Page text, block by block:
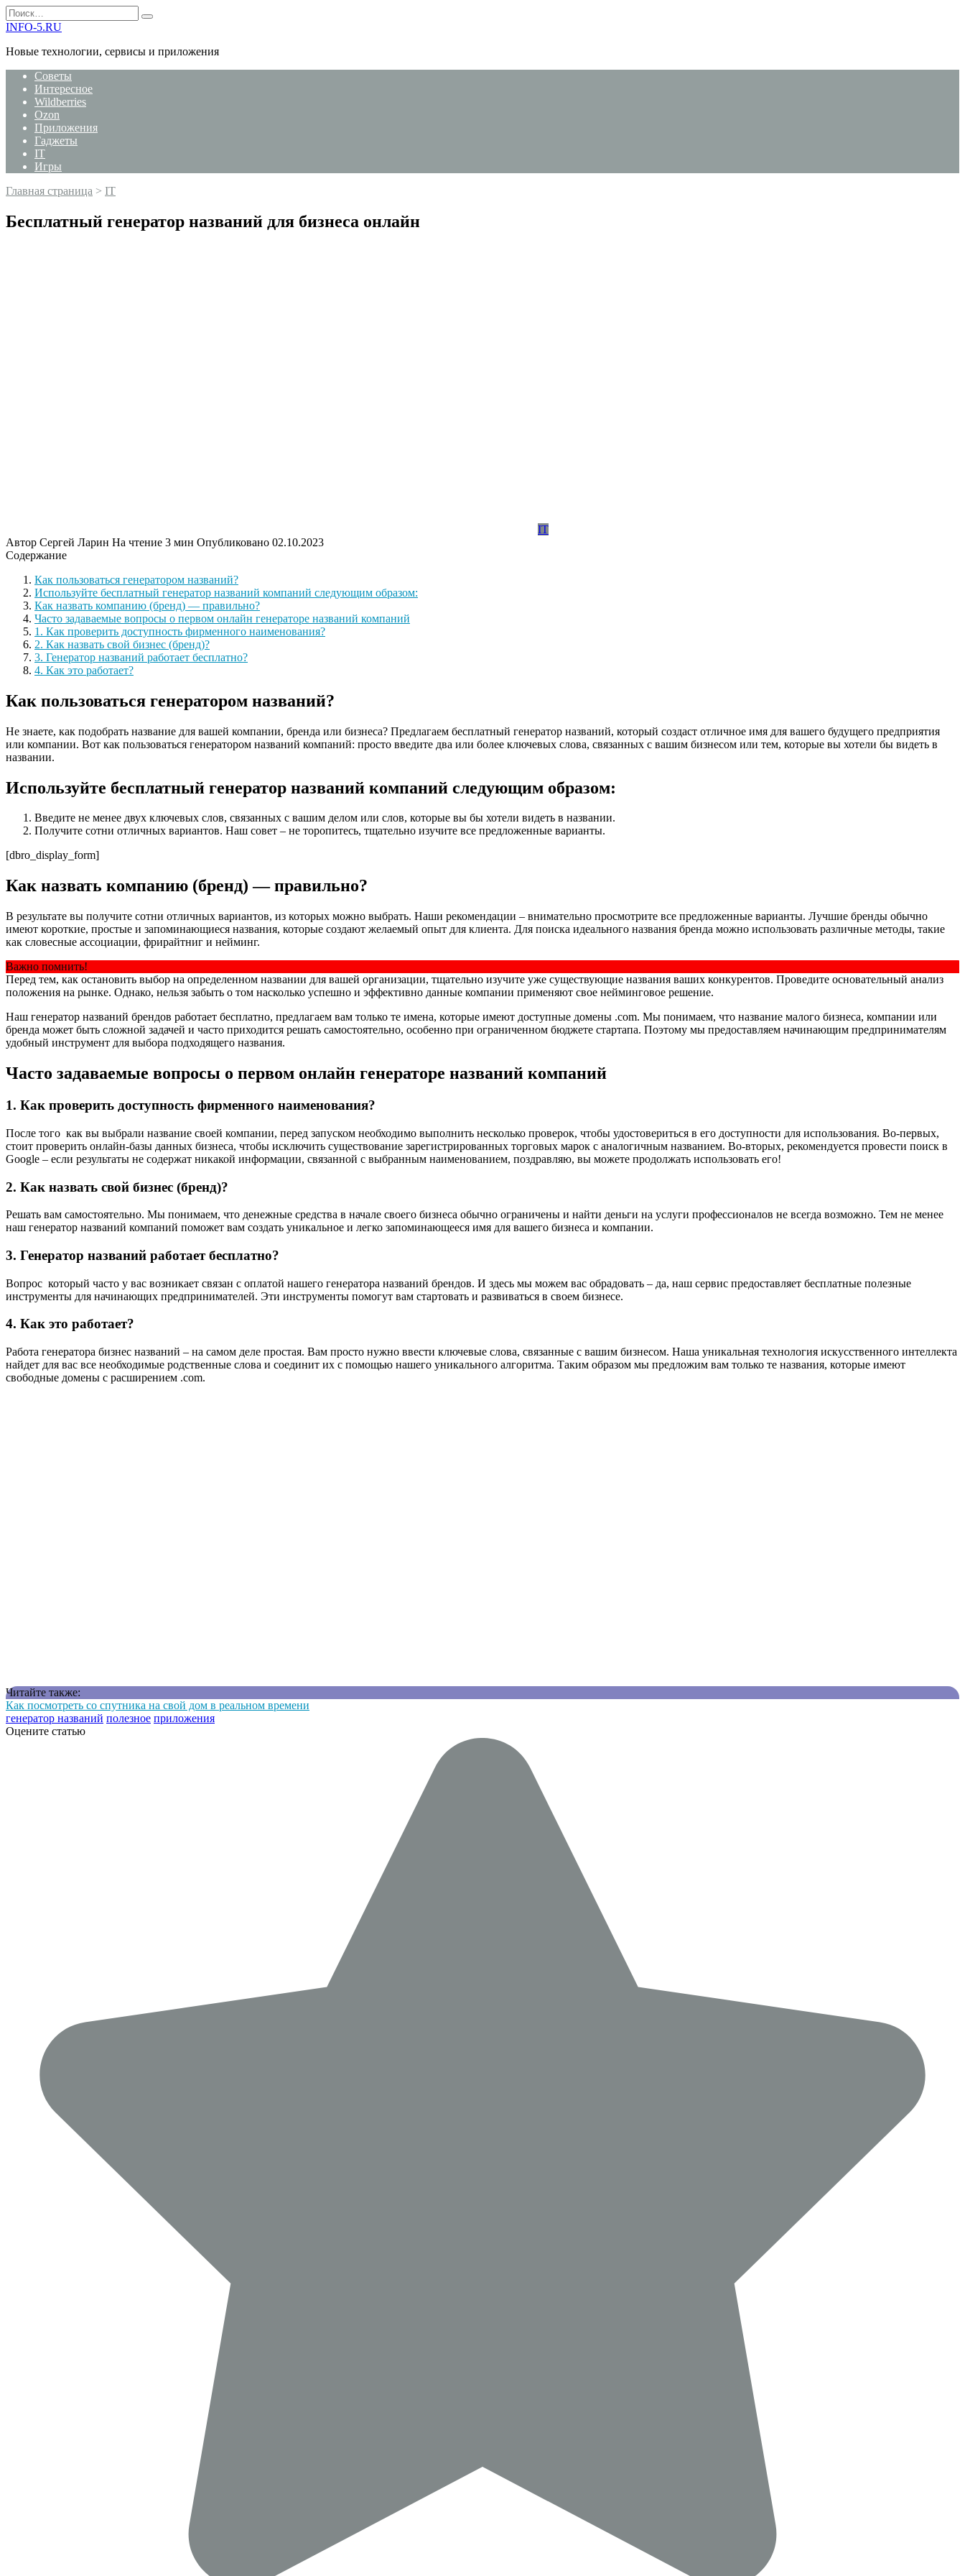
Перейти
к
Search
for:
INFO-5.RU
Новые технологии, сервисы и приложения
Советы
Интересное
Wildberries
Ozon
Приложения
Гаджеты
IT
Игры
Главная страница > IT
Бесплатный генератор названий для бизнеса онлайн
IT
Автор Сергей Ларин На чтение 3 мин Опубликовано 02.10.2023
Содержание
Как пользоваться генератором названий?
Используйте бесплатный генератор названий компаний следующим образом:
Как назвать компанию (бренд) — правильно?
Часто задаваемые вопросы о первом онлайн генераторе названий компаний
1. Как проверить доступность фирменного наименования?
2. Как назвать свой бизнес (бренд)?
3. Генератор названий работает бесплатно?
4. Как это работает?
Как пользоваться генератором названий?
Не знаете, как подобрать название для вашей компании, бренда или бизнеса? Предлагаем бесплатный генератор названий, который создаст отличное имя для вашего будущего предприятия
или компании. Вот как пользоваться генератором названий компаний: просто введите два или более ключевых слова, связанных с вашим бизнесом или тем, которые вы хотели бы видеть в
названии.
Используйте бесплатный генератор названий компаний следующим образом:
Введите не менее двух ключевых слов, связанных с вашим делом или слов, которые вы бы хотели видеть в названии.
Получите сотни отличных вариантов. Наш совет – не торопитесь, тщательно изучите все предложенные варианты.
[dbro_display_form]
Как назвать компанию (бренд) — правильно?
В результате вы получите сотни отличных вариантов, из которых можно выбрать. Наши рекомендации – внимательно просмотрите все предложенные варианты. Лучшие бренды обычно
имеют короткие, простые и запоминающиеся названия, которые создают желаемый опыт для клиента. Для поиска идеального названия бренда можно использовать различные методы, такие
как словесные ассоциации, фрирайтниг и нейминг.
Важно помнить!
Перед тем, как остановить выбор на определенном названии для вашей организации, тщательно изучите уже существующие названия ваших конкурентов. Проведите основательный анализ
положения на рынке. Однако, нельзя забыть о том насколько успешно и эффективно данные компании применяют свое нейминговое решение.
Наш генератор названий брендов работает бесплатно, предлагаем вам только те имена, которые имеют доступные домены .com. Мы понимаем, что название малого бизнеса, компании или
бренда может быть сложной задачей и часто приходится решать самостоятельно, особенно при ограниченном бюджете стартапа. Поэтому мы предоставляем начинающим предпринимателям
удобный инструмент для выбора подходящего названия.
Часто задаваемые вопросы о первом онлайн генераторе названий компаний
1. Как проверить доступность фирменного наименования?
После того как вы выбрали название своей компании, перед запуском необходимо выполнить несколько проверок, чтобы удостовериться в его доступности для использования. Во-первых,
стоит проверить онлайн-базы данных бизнеса, чтобы исключить существование зарегистрированных торговых марок с аналогичным названием. Во-вторых, рекомендуется провести поиск в
Google – если результаты не содержат никакой информации, связанной с выбранным наименованием, поздравляю, вы можете продолжать использовать его!
2. Как назвать свой бизнес (бренд)?
Решать вам самостоятельно. Мы понимаем, что денежные средства в начале своего бизнеса обычно ограничены и найти деньги на услуги профессионалов не всегда возможно. Тем не менее
наш генератор названий компаний поможет вам создать уникальное и легко запоминающееся имя для вашего бизнеса и компании.
3. Генератор названий работает бесплатно?
Вопрос который часто у вас возникает связан с оплатой нашего генератора названий брендов. И здесь мы можем вас обрадовать – да, наш сервис предоставляет бесплатные полезные
инструменты для начинающих предпринимателей. Эти инструменты помогут вам стартовать и развиваться в своем бизнесе.
4. Как это работает?
Работа генератора бизнес названий – на самом деле простая. Вам просто нужно ввести ключевые слова, связанные с вашим бизнесом. Наша уникальная технология искусственного интеллекта
найдет для вас все необходимые родственные слова и соединит их с помощью нашего уникального алгоритма. Таким образом мы предложим вам только те названия, которые имеют
свободные домены с расширением .com.
Читайте также:
Как посмотреть со спутника на свой дом в реальном времени
генератор названий полезное приложения
Оцените статью